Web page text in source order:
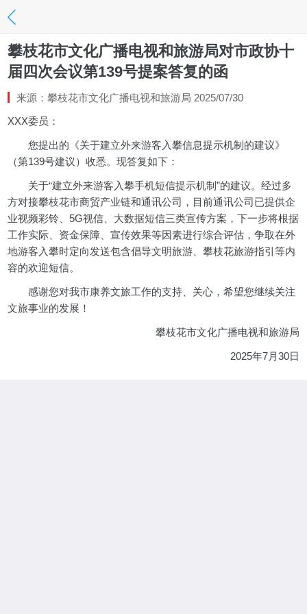
攀枝花市文化广播电视和旅游局对市政协十
届四次会议第139号提案答复的函
来源：攀枝花市文化广播电视和旅游局 2025/07/30
XXX委员：
您提出的《关于建立外来游客入攀信息提示机制的建议》
（第139号建议）收悉。现答复如下：
关于“建立外来游客入攀手机短信提示机制”的建议。经过多
方对接攀枝花市商贸产业链和通讯公司，目前通讯公司已提供企
业视频彩铃、5G视信、大数据短信三类宣传方案，下一步将根据
工作实际、资金保障、宣传效果等因素进行综合评估，争取在外
地游客入攀时定向发送包含倡导文明旅游、攀枝花旅游指引等内
容的欢迎短信。
感谢您对我市康养文旅工作的支持、关心，希望您继续关注
文旅事业的发展！
攀枝花市文化广播电视和旅游局
2025年7月30日